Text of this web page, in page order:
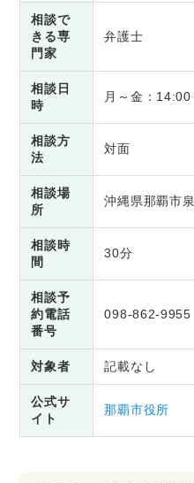
相談で
きる専
門家
弁護士
相談日
時
月～金：
相談方
法
対面
相談場
所
沖縄県那覇市
相談時
間
30分
相談予
約電話
番号
098-862-9955
対象者 記載なし
公式サ
イト
那覇市役所